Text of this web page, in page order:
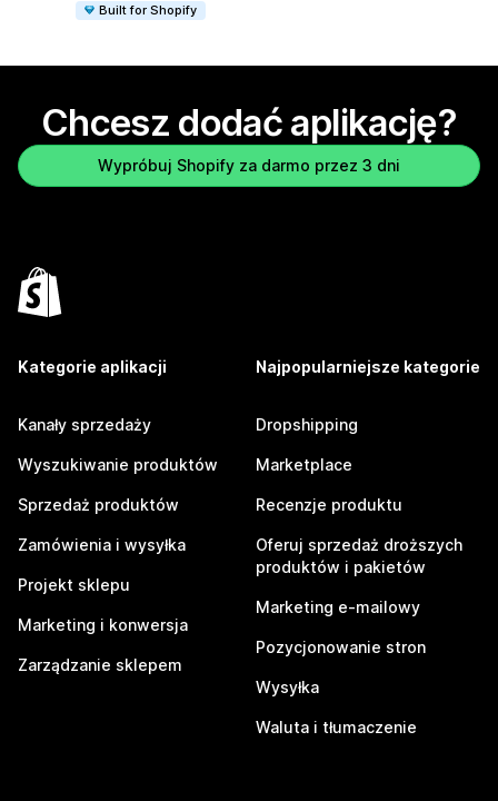
Built for Shopify
Chcesz dodać aplikację?
Wypróbuj Shopify za darmo przez 3 dni
Kategorie aplikacji
Kanały sprzedaży
Wyszukiwanie produktów
Sprzedaż produktów
Zamówienia i wysyłka
Projekt sklepu
Marketing i konwersja
Zarządzanie sklepem
Najpopularniejsze kategorie
Dropshipping
Marketplace
Recenzje produktu
Oferuj sprzedaż droższych
produktów i pakietów
Marketing e-mailowy
Pozycjonowanie stron
Wysyłka
Waluta i tłumaczenie